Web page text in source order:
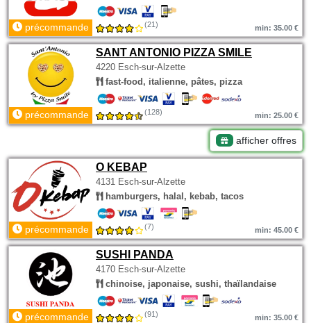
précommande (21) min: 35.00 €
SANT ANTONIO PIZZA SMILE
4220 Esch-sur-Alzette
fast-food, italienne, pâtes, pizza
précommande (128) min: 25.00 €
afficher offres
O KEBAP
4131 Esch-sur-Alzette
hamburgers, halal, kebab, tacos
précommande (7) min: 45.00 €
SUSHI PANDA
4170 Esch-sur-Alzette
chinoise, japonaise, sushi, thaïlandaise
précommande (91) min: 35.00 €